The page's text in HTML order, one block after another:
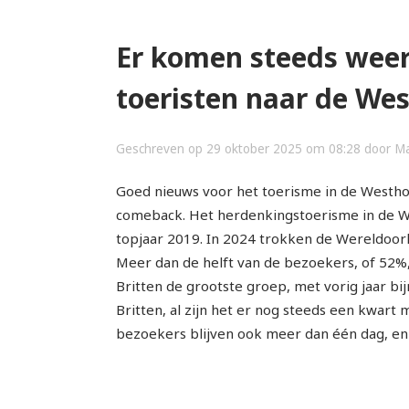
Er komen steeds
toeristen naar de
Geschreven op 29 oktober 2025 om 08:28 door
Goed nieuws voor het toerisme in de
comeback. Het herdenkingstoerisme in de
topjaar 2019. In 2024 trokken de
Meer dan de helft van de bezoekers, of
Britten de grootste groep, met vorig jaar
Britten, al zijn het er nog steeds een kwart
bezoekers blijven ook meer dan één dag,